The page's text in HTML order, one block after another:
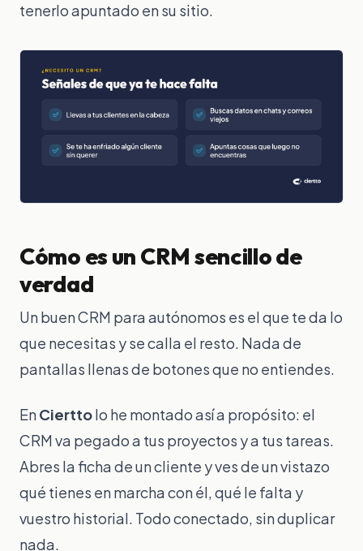
tenerlo apuntado en su sitio.
Cómo es un CRM sencillo de
verdad
Un buen CRM para autónomos es el que te da lo
que necesitas y se calla el resto. Nada de
pantallas llenas de botones que no entiendes.
EnCierttolo he montado así a propósito: el
CRM va pegado a tus proyectos y a tus tareas.
Abres la ficha de un cliente y ves de un vistazo
qué tienes en marcha con él, qué le falta y
vuestro historial. Todo conectado, sin duplicar
nada.